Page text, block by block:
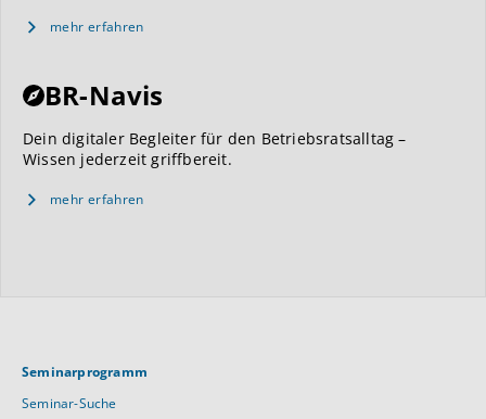
mehr erfahren
BR-Navis
Dein digitaler Begleiter für den Betriebsratsalltag –
Wissen jederzeit griffbereit.
mehr erfahren
Seminarprogramm
Seminar-Suche